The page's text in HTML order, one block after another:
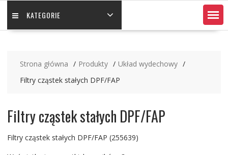
KATEGORIE
Strona główna Produkty
Układ wydechowy
Filtry cząstek stałych DPF/FAP
Filtry cząstek stałych DPF/FAP
Filtry cząstek stałych DPF/FAP (255639)